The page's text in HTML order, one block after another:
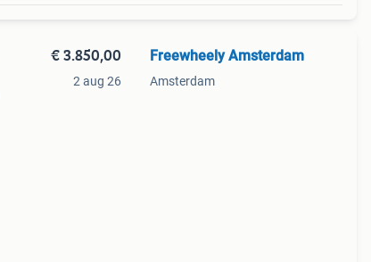
€ 3.850,00
2 aug 26
Freewheely Amsterdam
Amsterdam